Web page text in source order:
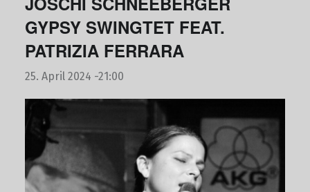
GYPSY SWINGTET FEAT.
PATRIZIA FERRARA
25. April 2024 -21:00